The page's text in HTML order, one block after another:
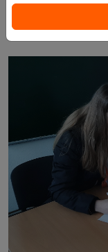
Donacija u OŠ